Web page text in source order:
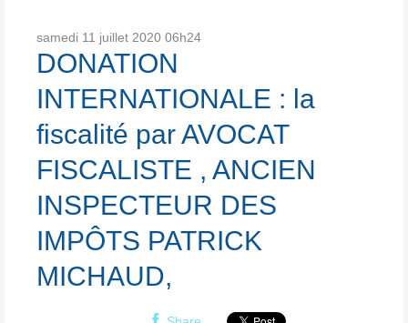
samedi 11 juillet 2020 06h24
DONATION
INTERNATIONALE : la
fiscalité par AVOCAT
FISCALISTE , ANCIEN
INSPECTEUR DES
IMPÔTS PATRICK
MICHAUD,